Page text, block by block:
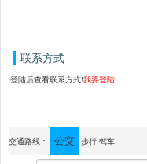
联系方式
登陆后查看联系方式!我要登陆
通讯地址：中山市小榄镇西区创建路29号
交通路线： 公交 步行 驾车